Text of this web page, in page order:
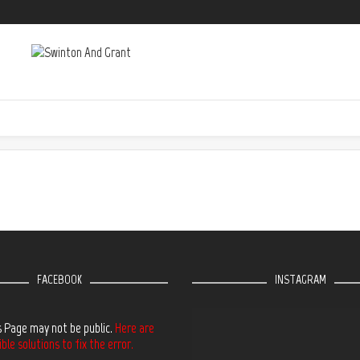
FACEBOOK
Page may not be public. Here are
solutions to fix the error.
INSTAGRAM